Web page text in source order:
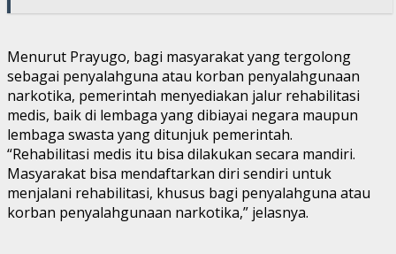
Menurut Prayugo, bagi masyarakat yang tergolong
sebagai penyalahguna atau korban penyalahgunaan
narkotika, pemerintah menyediakan jalur rehabilitasi
medis, baik di lembaga yang dibiayai negara maupun
lembaga swasta yang ditunjuk pemerintah.
“Rehabilitasi medis itu bisa dilakukan secara mandiri.
Masyarakat bisa mendaftarkan diri sendiri untuk
menjalani rehabilitasi, khusus bagi penyalahguna atau
korban penyalahgunaan narkotika,” jelasnya.